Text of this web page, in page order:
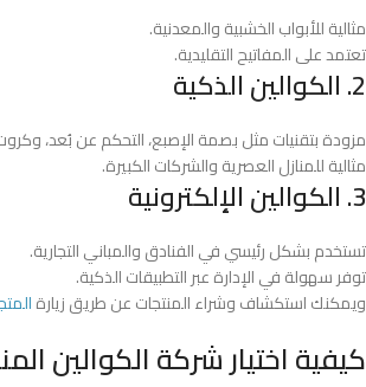
مثالية للأبواب الخشبية والمعدنية.
تعتمد على المفاتيح التقليدية.
2. الكوالين الذكية
مزودة بتقنيات مثل بصمة الإصبع، التحكم عن بُعد،
مثالية للمنازل العصرية والشركات الكبيرة.
3. الكوالين الإلكترونية
تستخدم بشكل رئيسي في الفنادق والمباني التجارية.
توفر سهولة في الإدارة عبر التطبيقات الذكية.
ويمكنك استكشاف وشراء المنتجات عن طريق زيارة
كيفية اختيار شركة الكوالين